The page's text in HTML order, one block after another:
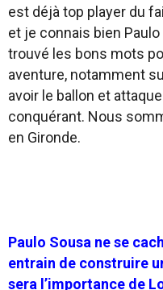
est déjà top player du
et je connais bien Paulo
trouvé les bons mots
aventure, notamment
avoir le ballon et
conquérant. Nous
en Gironde.
Paulo Sousa ne se
entrain de construire
sera l’importance de